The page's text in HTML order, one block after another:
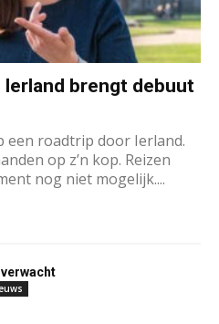
Ierland brengt debuut
een roadtrip door Ierland.
op z’n kop. Reizen
nog niet mogelijk....